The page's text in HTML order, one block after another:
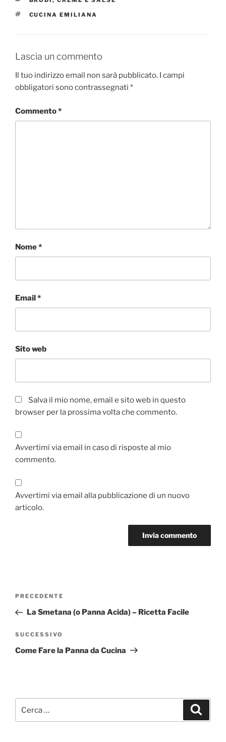
TAG
CUCINA EMILIANA
Lascia un commento
Il tuo indirizzo email non sarà pubblicato. I campi
obbligatori sono contrassegnati *
Commento*
Nome*
Email*
Sito web
Salva il mio nome, email e sito web in questo
browser per la prossima volta che commento.
Avvertimi via email in caso di risposte al mio
commento.
Avvertimi via email alla pubblicazione di un nuovo
articolo.
Navigazione
Articolo
precedente:
PRECEDENTE
La Smetana (o Panna Acida) – Ricetta Facile
Articolo
successivo
SUCCESSIVO
Come Fare la Panna da Cucina